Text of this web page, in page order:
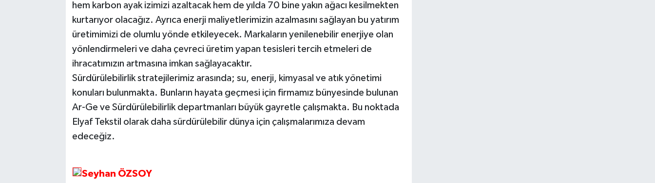
hem karbon ayak izimizi azaltacak hem de yılda 70 bine yakın ağacı kesilmekten
kurtarıyor olacağız. Ayrıca enerji maliyetlerimizin azalmasını sağlayan bu yatırım
üretimimizi de olumlu yönde etkileyecek. Markaların yenilenebilir enerjiye olan
yönlendirmeleri ve daha çevreci üretim yapan tesisleri tercih etmeleri de
ihracatımızın artmasına imkan sağlayacaktır.
Sürdürülebilirlik stratejilerimiz arasında; su, enerji, kimyasal ve atık yönetimi
konuları bulunmakta. Bunların hayata geçmesi için firmamız bünyesinde bulunan
Ar-Ge ve Sürdürülebilirlik departmanları büyük gayretle çalışmakta. Bu noktada
Elyaf Tekstil olarak daha sürdürülebilir dünya için çalışmalarımıza devam
edeceğiz.
Seyhan ÖZSOY